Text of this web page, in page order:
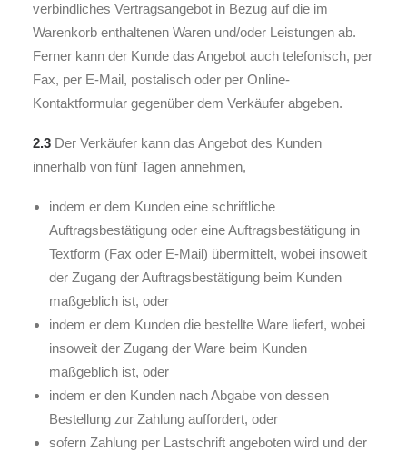
verbindliches Vertragsangebot in Bezug auf die im
Warenkorb enthaltenen Waren und/oder Leistungen ab.
Ferner kann der Kunde das Angebot auch telefonisch, per
Fax, per E-Mail, postalisch oder per Online-
Kontaktformular gegenüber dem Verkäufer abgeben.
2.3 Der Verkäufer kann das Angebot des Kunden
innerhalb von fünf Tagen annehmen,
indem er dem Kunden eine schriftliche
Auftragsbestätigung oder eine Auftragsbestätigung in
Textform (Fax oder E-Mail) übermittelt, wobei insoweit
der Zugang der Auftragsbestätigung beim Kunden
maßgeblich ist, oder
indem er dem Kunden die bestellte Ware liefert, wobei
insoweit der Zugang der Ware beim Kunden
maßgeblich ist, oder
indem er den Kunden nach Abgabe von dessen
Bestellung zur Zahlung auffordert, oder
sofern Zahlung per Lastschrift angeboten wird und der